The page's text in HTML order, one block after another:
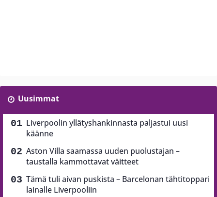
Uusimmat
Liverpoolin yllätyshankinnasta paljastui uusi
käänne
Aston Villa saamassa uuden puolustajan –
taustalla kammottavat väitteet
Tämä tuli aivan puskista – Barcelonan tähtitoppari
lainalle Liverpooliin